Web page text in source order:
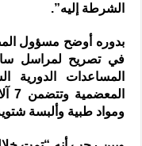
الشرطة إليه”.
بدوره أوضح مسؤول
في تصريح لمراسل
المساعدات الدورية
ومواد طبية وألبسة